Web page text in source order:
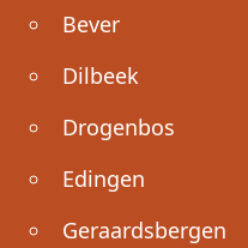
Bever
Dilbeek
Drogenbos
Edingen
Geraardsbergen